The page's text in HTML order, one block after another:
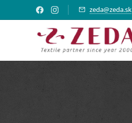
zeda@zeda.sk